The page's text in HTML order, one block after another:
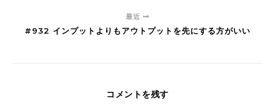
最近
#932 インプットよりもアウトプットを先にする方がいい
コメントを残す